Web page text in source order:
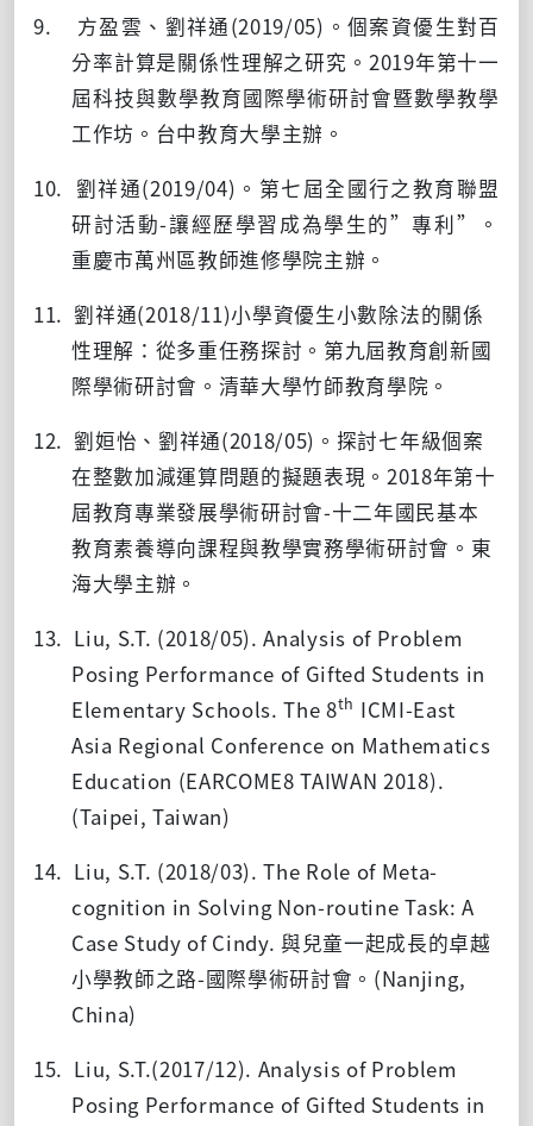
9. 方盈雲、劉祥通(2019/05) 。個案資優生對百
分率計算是關係性理解之研究。 2019年第十一
屆科技與數學教育國際學術研討會暨數學教學
工作坊。台中教育大學主辦。
10. 劉祥通(2019/04) 。第七屆全國行之教育聯盟
研討活動-讓經歷學習成為學生的” 專利”
。
重慶市萬州區教師進修學院主辦。
11. 劉祥通(2018/11)小學資優生小數除法的關係
性理解：從多重任務探討。第九屆教育創新國
際學術研討會。清華大學竹師教育學院。
12. 劉姮怡、劉祥通(2018/05) 。探討七年級個案
在整數加減運算問題的擬題表現。 2018年第十
屆教育專業發展學術研討會-十二年國民基本
教育素養導向課程與教學實務學術研討會。東
海大學主辦。
13. Liu, S.T. (2018/05). Analysis of Problem
Posing Performance of Gifted Students in
Elementary Schools. The 8th ICMI-East
Asia Regional Conference on Mathematics
Education (EARCOME8 TAIWAN 2018).
(Taipei, Taiwan)
14. Liu, S.T. (2018/03). The Role of Meta-
cognition in Solving Non-routine Task: A
Case Study of Cindy. 與兒童一起成長的卓越
小學教師之路-國際學術研討會。 (Nanjing,
China)
15. Liu, S.T.(2017/12). Analysis of Problem
Posing Performance of Gifted Students in